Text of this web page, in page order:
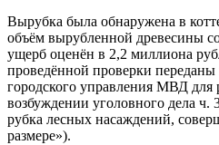
Вырубка была обнаружена в
объём вырубленной древесины
ущерб оценён в 2,2 миллиона
проведённой проверки
городского управления МВД для
возбуждении уголовного дела
рубка лесных насаждений,
размере»).